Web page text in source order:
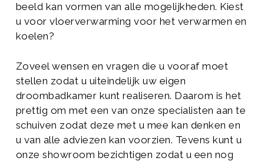
beeld kan vormen van alle mogelijkheden. Kiest
u voor vloerverwarming voor het verwarmen en
koelen?
Zoveel wensen en vragen die u vooraf moet
stellen zodat u uiteindelijk uw eigen
droombadkamer kunt realiseren. Daarom is het
prettig om met een van onze specialisten aan te
schuiven zodat deze met u mee kan denken en
u van alle adviezen kan voorzien. Tevens kunt u
onze showroom bezichtigen zodat u een nog